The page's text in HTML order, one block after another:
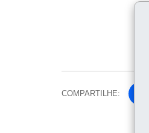
COMPARTILHE: